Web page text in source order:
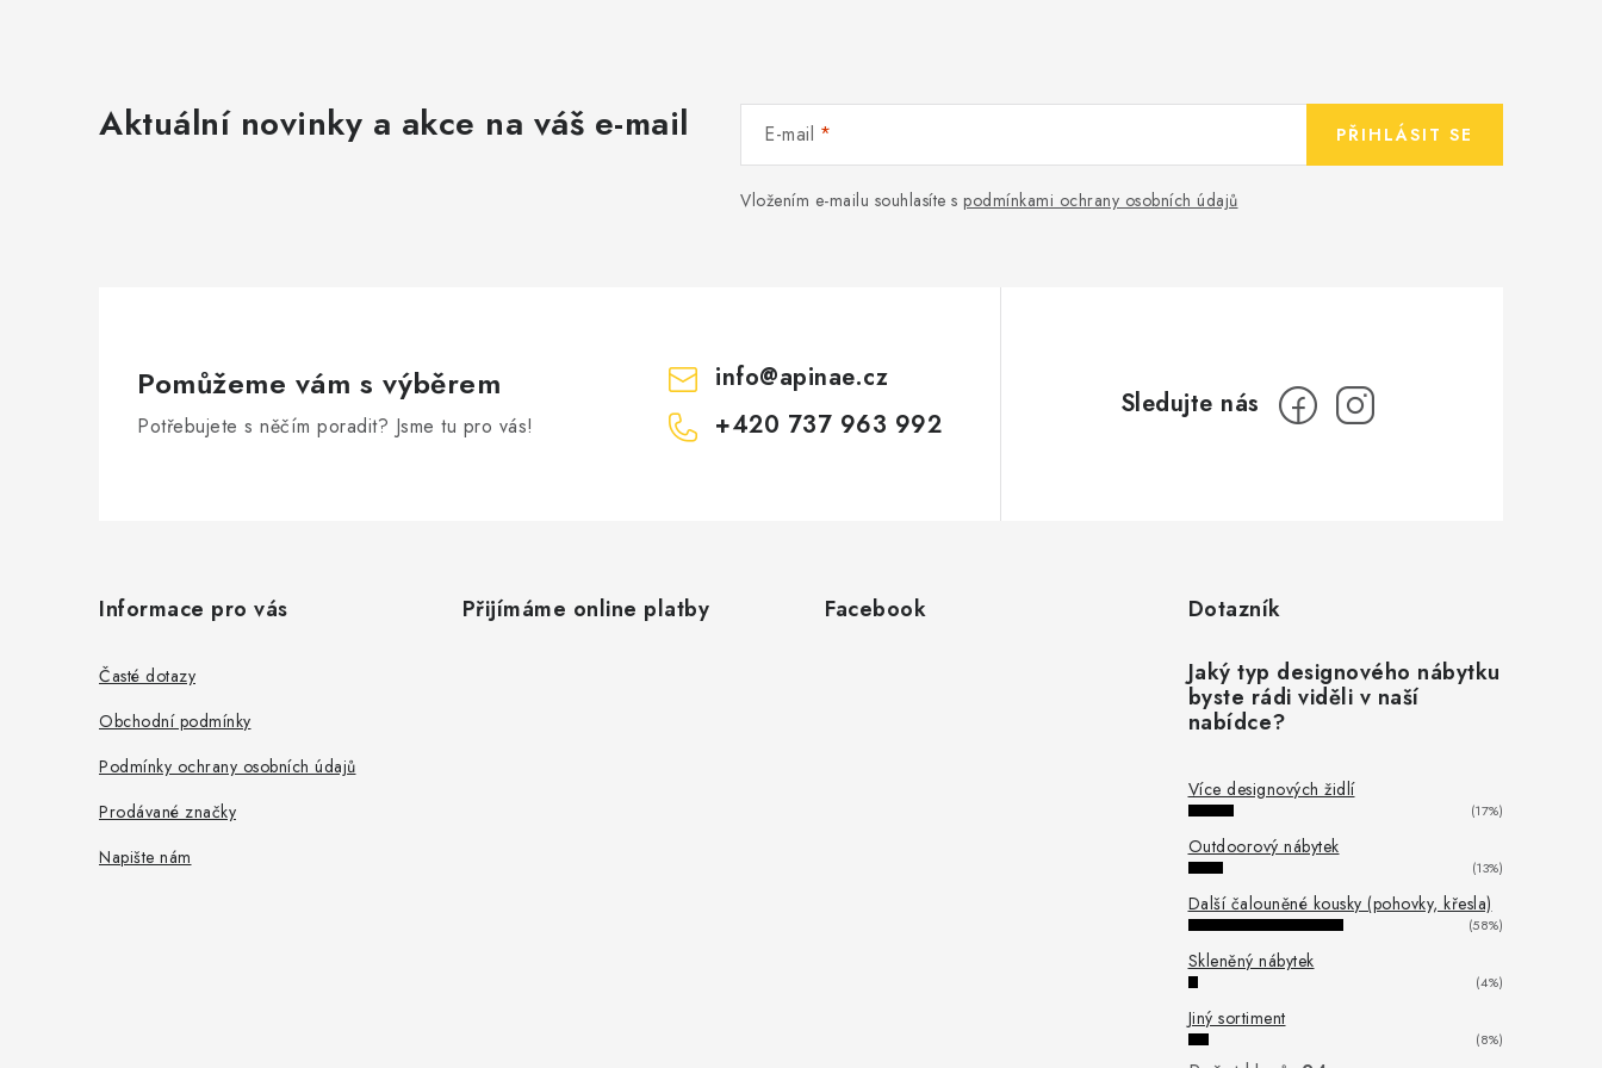
Aktuální novinky a akce na váš e-mail E-mail
Vložením e-mailu souhlasíte s podmínkami ochrany osobních údajů
PŘIHLÁSIT SE
Pomůžeme vám s výběrem
Potřebujete s něčím poradit? Jsme tu pro vás!
info@apinae.cz
+420 737 963 992
Informace pro vás
Časté dotazy
Obchodní podmínky
Podmínky ochrany osobních údajů
Prodávané značky
Napište nám
Přijímáme online platby Facebook Dotazník
Jaký typ designového nábytku
byste rádi viděli v naší
nabídce?
Více designových židlí
(17%)
Outdoorový nábytek
(13%)
Další čalouněné kousky (pohovky, křesla)
(58%)
Skleněný nábytek
(4%)
Jiný sortiment
(8%)